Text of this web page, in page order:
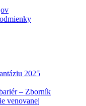
2025
– Zborník
venovanej